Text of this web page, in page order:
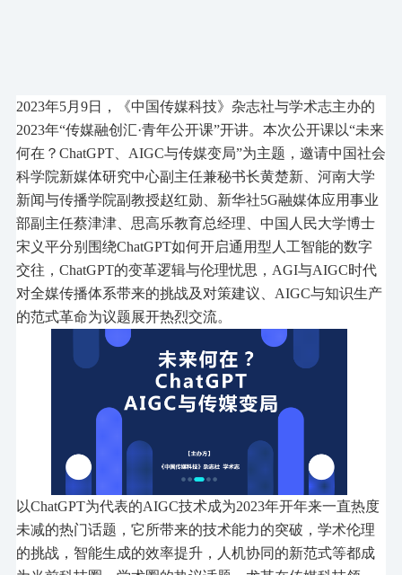
2023年5月9日，《中国传媒科技》杂志社与学术志主办的
2023年“传媒融创汇·青年公开课”开讲。本次公开课以“未来
何在？ChatGPT、AIGC与传媒变局”为主题，邀请中国社会
科学院新媒体研究中心副主任兼秘书长黄楚新、 河南大学
新闻与传播学院副教授赵红勋
新华社5G融媒体应用事业
部副主任蔡津津、 思高乐教育总经理、中国人民大学博士
宋义平分别围绕ChatGPT如何开启通用型人工智能的数字
交往，ChatGPT的变革逻辑与伦理忧思，AGI与AIGC时代
对全媒传播体系带来的挑战及对策建议、AIGC与知识生产
的范式革命为议题展开热烈交流。
以ChatGPT为代表的AIGC技术成为2023年开年来一直热度
未减的热门话题，它所带来的技术能力的突破，学术伦理
的挑战，智能生成的效率提升，人机协同的新范式等都成